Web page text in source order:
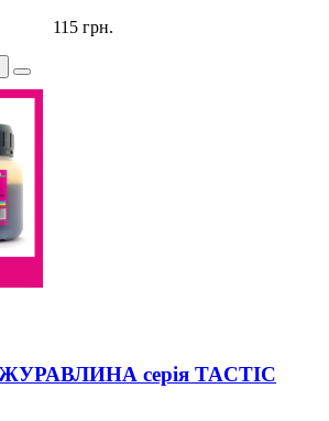
115 грн.
серiя TACTIC